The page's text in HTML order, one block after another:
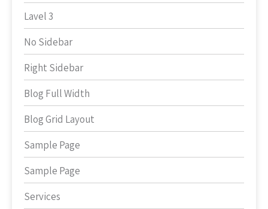
Lavel 3
No Sidebar
Right Sidebar
Blog Full Width
Blog Grid Layout
Sample Page
Sample Page
Services